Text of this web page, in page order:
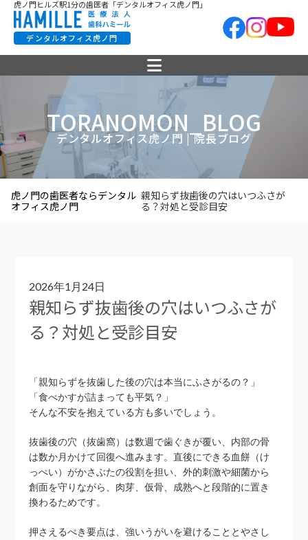
虎ノ門ヒルズ駅1分の歯医者「デンタルオフィス虎ノ門」
デンタルオフィス虎ノ門
TORANOMON_BLOG
デンタルオフィス虎ノ門 | 院長ブログ
虎ノ門の歯医者ならデンタル
オフィス虎ノ門
親知らず抜歯後の穴はいつふさが
る？対処と受診目安
2026年1月24日
親知らず抜歯後の穴はいつふさが
る？対処と受診目安
「親知らずを抜歯した後の穴は本当にふさがるの？」
「食べかすが詰まっても平気？」
そんな不安を抱えている方も多いでしょう。
抜歯後の穴（抜歯窩）は数週で歯ぐきが覆い、内部の骨
は数か月かけて回復へ進みます。直後にできる血餅（け
っぺい）がかさぶたの役割を担い、外的刺激や細菌から
創面を守りながら、肉芽、仮骨、成熟へと段階的に置き
換わるためです。
押さえるべき要点は、強いうがいを避けることとやさし